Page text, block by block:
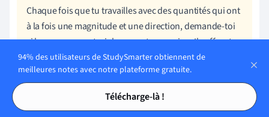
Tables des matières
Tables des matières
Chaque fois que tu travailles avec des quantités qui ont
à la fois une magnitude et une direction, demande-toi
si les espaces vectoriels ne sont pas en jeu. Ils offrent
souvent des solutions élégantes à des problèmes
complexes.
94% des utilisateurs de StudySmarter obtiennent de
meilleures notes avec notre plateforme gratuite.
Télécharge-là !